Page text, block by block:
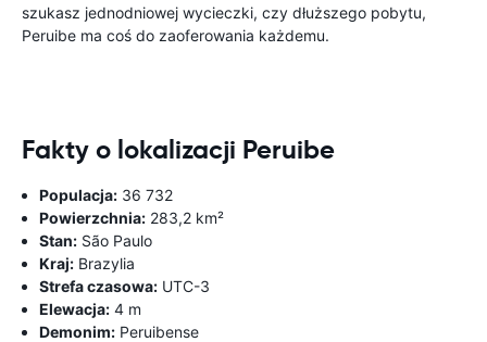
szukasz jednodniowej wycieczki, czy dłuższego pobytu,
Peruibe ma coś do zaoferowania każdemu.
Fakty o lokalizacji Peruibe
Populacja: 36 732
Powierzchnia: 283,2 km²
Stan: São Paulo
Kraj: Brazylia
Strefa czasowa: UTC-3
Elewacja: 4 m
Demonim: Peruibense